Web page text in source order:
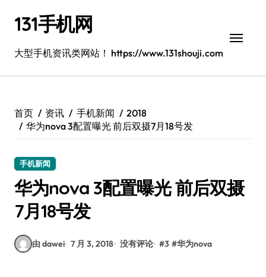
131手机网
大型手机资讯类网站！ https://www.131shouji.com
首页 资讯 手机新闻
2018
华为nova 3配置曝光 前后双摄7月18号发
手机新闻
华为nova 3配置曝光 前后双摄
7月18号发
由 dawei 7 月 3, 2018 没有评论 #3 #华为nova